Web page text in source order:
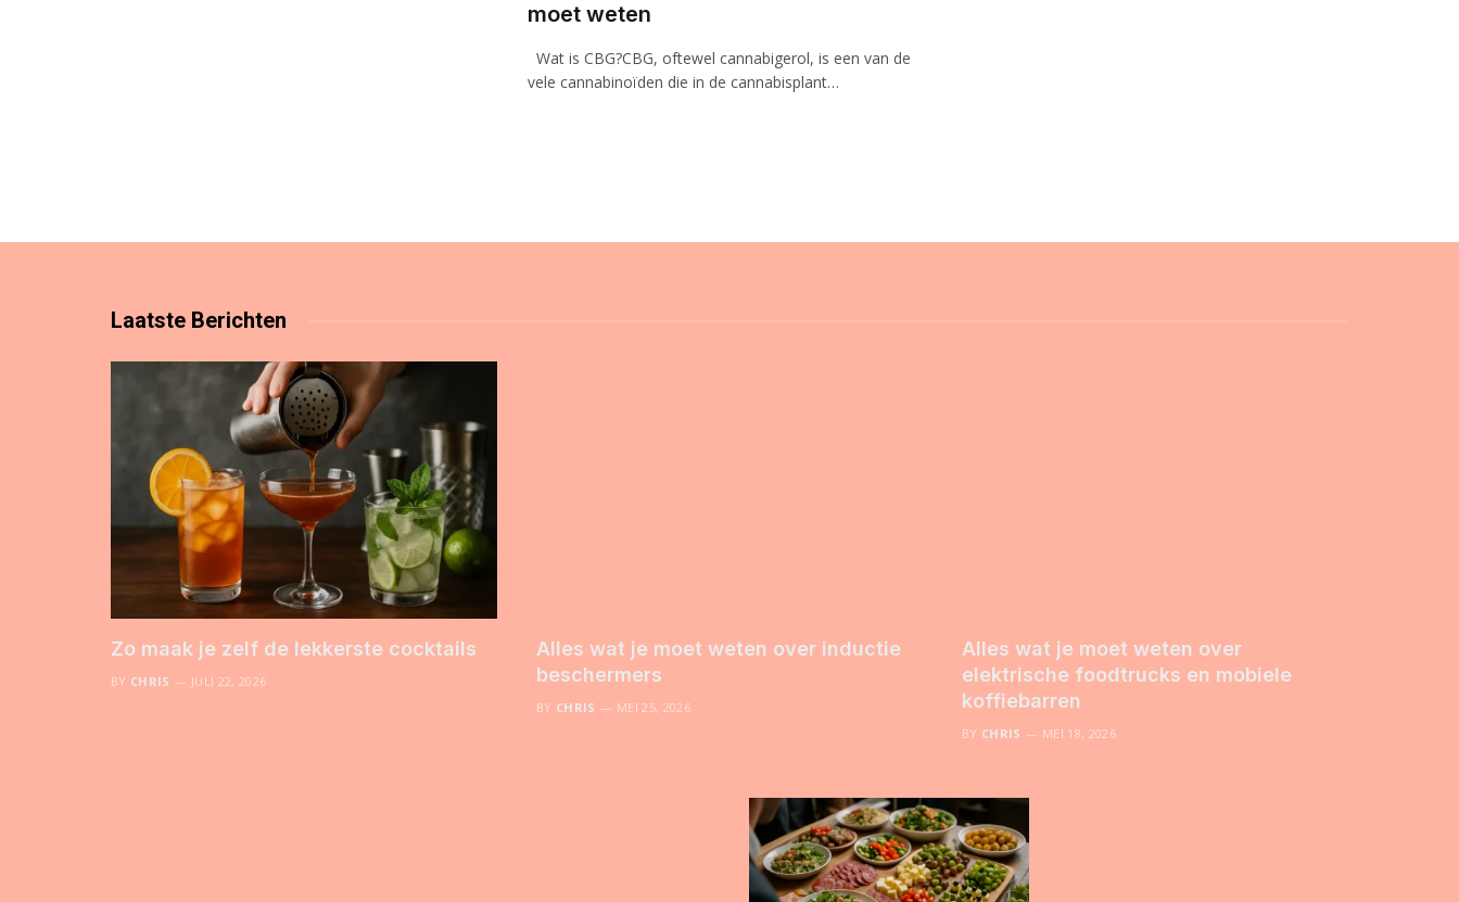
moet weten
Wat is CBG?CBG, oftewel cannabigerol, is een van de
vele cannabinoïden die in de cannabisplant…
Laatste Berichten
Zo maak je zelf de lekkerste cocktails
BY CHRIS JULI 22, 2026
Alles wat je moet weten over inductie
beschermers
BY CHRIS MEI 25, 2026
Alles wat je moet weten over
elektrische foodtrucks en mobiele
koffiebarren
BY CHRIS MEI 18, 2026